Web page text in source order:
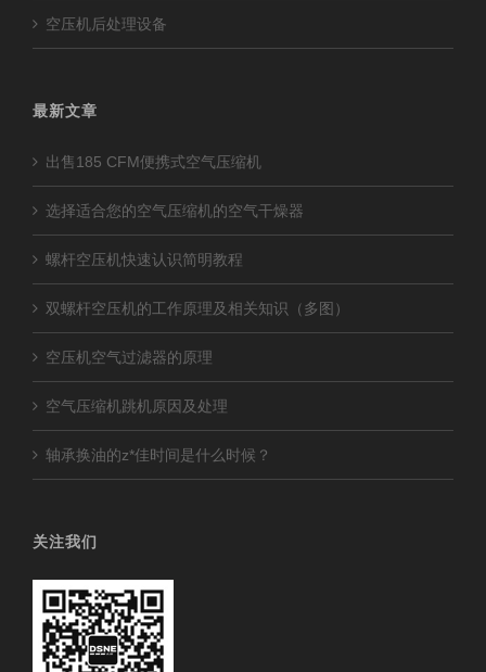
空压机后处理设备
最新文章
出售185 CFM便携式空气压缩机
选择适合您的空气压缩机的空气干燥器
螺杆空压机快速认识简明教程
双螺杆空压机的工作原理及相关知识（多图）
空压机空气过滤器的原理
空气压缩机跳机原因及处理
轴承换油的z*佳时间是什么时候？
关注我们